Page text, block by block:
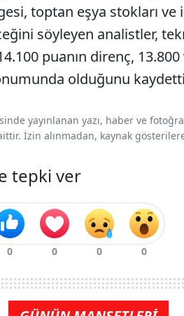
toptan eşya stokları
söyleyen analistler,
puanın direnç, 13.800
olduğunu
yayınlanan yazı, haber ve
İzin alınmadan, kaynak
tepki ver